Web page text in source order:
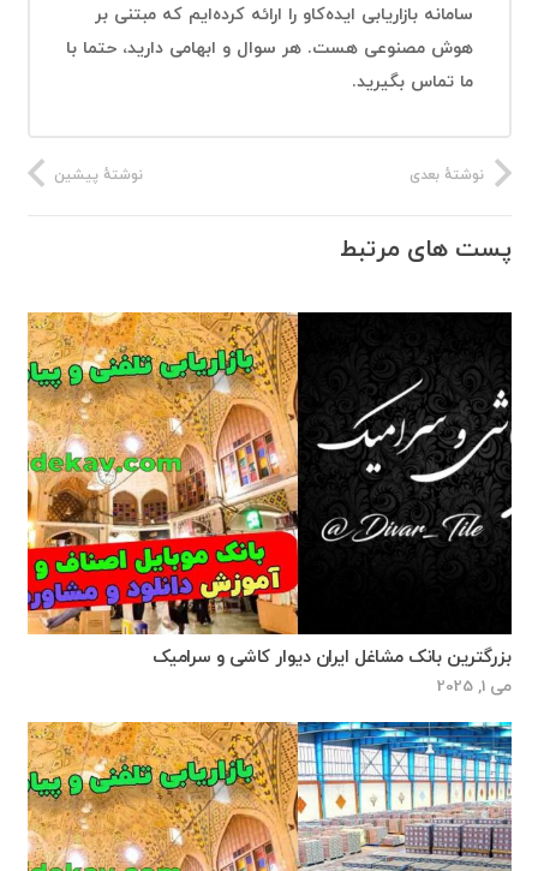
سامانه بازاریابی ایده‌کاو را ارائه کرده‌ایم که مبتنی بر
هوش مصنوعی هست. هر سوال و ابهامی دارید، حتما با
ما تماس بگیرید.
نوشتهٔ پیشین نوشتهٔ بعدی
پست های مرتبط
بزرگترین بانک مشاغل ایران دیوار کاشی و سرامیک
می 1, 2025